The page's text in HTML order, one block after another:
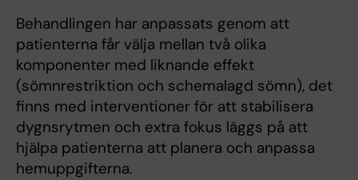
Behandlingen har anpassats genom att
patienterna får välja mellan två olika
komponenter med liknande effekt
(sömnrestriktion och schemalagd sömn), det
finns med interventioner för att stabilisera
dygnsrytmen och extra fokus läggs på att
hjälpa patienterna att planera och anpassa
hemuppgifterna.